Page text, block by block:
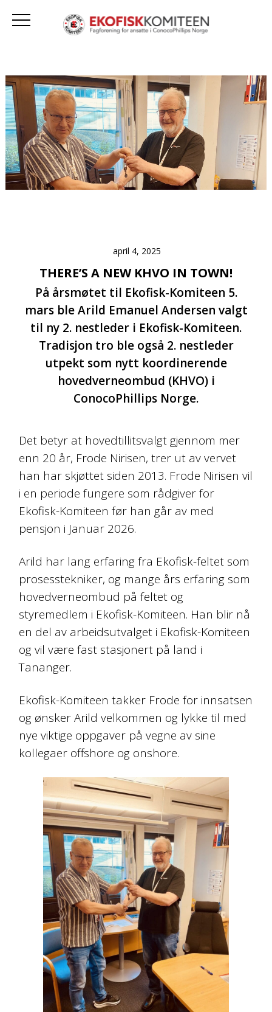
april 4, 2025
THERE’S A NEW KHVO IN TOWN!
På årsmøtet til Ekofisk-Komiteen 5.
mars ble Arild Emanuel Andersen valgt
til ny 2. nestleder i Ekofisk-Komiteen.
Tradisjon tro ble også 2. nestleder
utpekt som nytt koordinerende
hovedverneombud (KHVO) i
ConocoPhillips Norge.
Det betyr at hovedtillitsvalgt gjennom mer
enn 20 år, Frode Nirisen, trer ut av vervet
han har skjøttet siden 2013. Frode Nirisen vil
i en periode fungere som rådgiver for
Ekofisk-Komiteen før han går av med
pensjon i Januar 2026.
Arild har lang erfaring fra Ekofisk-feltet som
prosesstekniker, og mange års erfaring som
hovedverneombud på feltet og
styremedlem i Ekofisk-Komiteen. Han blir nå
en del av arbeidsutvalget i Ekofisk-Komiteen
og vil være fast stasjonert på land i
Tananger.
Ekofisk-Komiteen takker Frode for innsatsen
og ønsker Arild velkommen og lykke til med
nye viktige oppgaver på vegne av sine
kollegaer offshore og onshore.